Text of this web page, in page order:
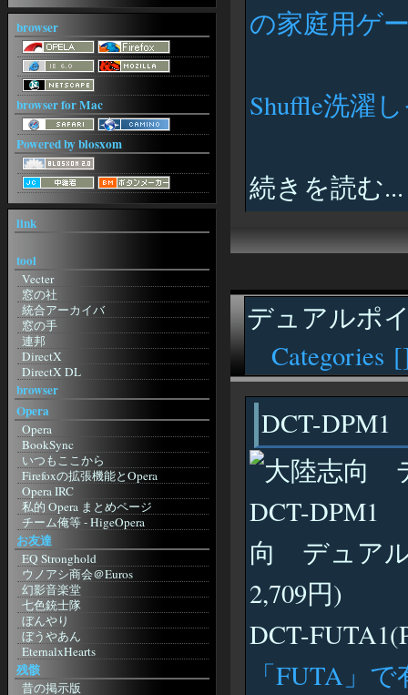
の家庭用ゲ
Shuffle洗濯
続きを読む...
デュアルポ
Categories [
DCT-DPM1
向 デュア
2,709円)
DCT-
「FUTA」
browser
browser for Mac
Powered by blosxom
link
tool
Vecter
窓の社
統合アーカイバ
窓の手
連邦
DirectX
DirectX DL
ねこみみの世を忍ぶ仮のHP
紙 2001
IM
MSN メッセンジャー
MSN メッセ ガイド
Regnessem
Miranda
み～ちゃんのICQ
Skype
Instant Messenger Club
辞書
Goo
Infoseek
ドライバ
超ドライバリンク集
Nvidia
ATI
Intel
browser
Opera
Opera
BookSync
いつもここから
Firefoxの拡張機能とOpera
Opera IRC
私的 Opera まとめページ
チーム俺等 - HigeOpera
Opera The Fastest Browser on Earth
Wandering Linux 5-3 (Opera
Entrance Page)
MoonStone'S Laboratory
Shishimushi
A blog? with Σαιτω
Choose Opera 日本支部
Kuruman Log - by Kuruma
Mozilla
Mozilla Japan
お友達
EQ Stronghold
ウノアシ商会＠Euros
幻影音楽堂
七色銃士隊
ぼんやり
ぼうやあん
EternalxHearts
兵糧攻め
明日もきっと晴れ！
残骸
昔の掲示版